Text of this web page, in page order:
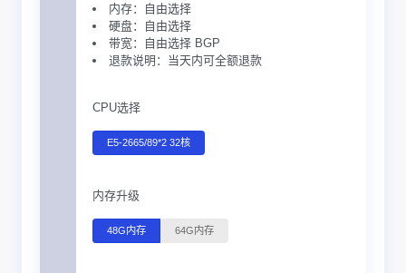
内存：自由选择
硬盘：自由选择
带宽：自由选择 BGP
退款说明：当天内可全额退款
CPU选择
E5-2665/89*2 32核
内存升级
48G内存 64G内存